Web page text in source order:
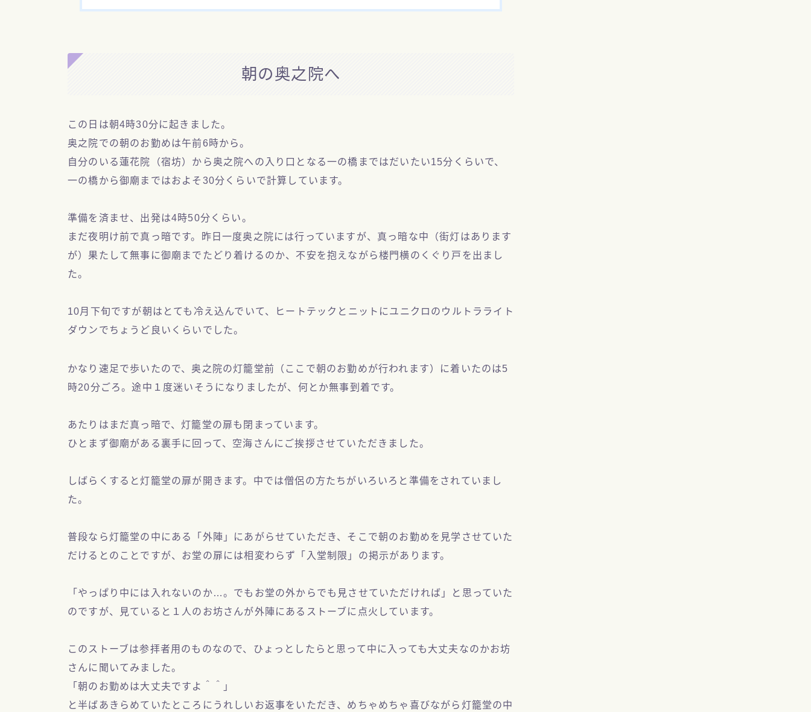
朝の奥之院へ
この日は朝4時30分に起きました。
奥之院での朝のお勤めは午前6時から。
自分のいる蓮花院（宿坊）から奥之院への入り口となる一の橋まではだいたい15分くらいで、
一の橋から御廟まではおよそ30分くらいで計算しています。
準備を済ませ、出発は4時50分くらい。
まだ夜明け前で真っ暗です。昨日一度奥之院には行っていますが、真っ暗な中（街灯はあります
が）果たして無事に御廟までたどり着けるのか、不安を抱えながら楼門横のくぐり戸を出まし
た。
10月下旬ですが朝はとても冷え込んでいて、ヒートテックとニットにユニクロのウルトラライト
ダウンでちょうど良いくらいでした。
かなり速足で歩いたので、奥之院の灯籠堂前（ここで朝のお勤めが行われます）に着いたのは5
時20分ごろ。途中１度迷いそうになりましたが、何とか無事到着です。
あたりはまだ真っ暗で、灯籠堂の扉も閉まっています。
ひとまず御廟がある裏手に回って、空海さんにご挨拶させていただきました。
しばらくすると灯籠堂の扉が開きます。中では僧侶の方たちがいろいろと準備をされていまし
た。
普段なら灯籠堂の中にある「外陣」にあがらせていただき、そこで朝のお勤めを見学させていた
だけるとのことですが、お堂の扉には相変わらず「入堂制限」の掲示があります。
「やっぱり中には入れないのか…。でもお堂の外からでも見させていただければ」と思っていた
のですが、見ていると１人のお坊さんが外陣にあるストーブに点火しています。
このストーブは参拝者用のものなので、ひょっとしたらと思って中に入っても大丈夫なのかお坊
さんに聞いてみました。
「朝のお勤めは大丈夫ですよ＾＾」
と半ばあきらめていたところにうれしいお返事をいただき、めちゃめちゃ喜びながら灯籠堂の中